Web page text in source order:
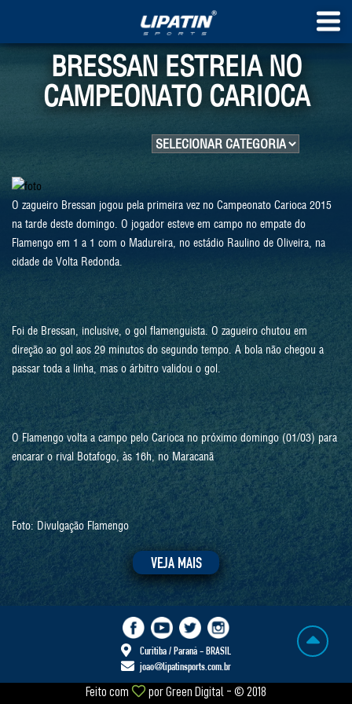
BRESSAN ESTREIA NO
CAMPEONATO CARIOCA
O zagueiro Bressan jogou pela primeira vez no Campeonato Carioca 2015
na tarde deste domingo. O jogador esteve em campo no empate do
Flamengo em 1 a 1 com o Madureira, no estádio Raulino de Oliveira, na
cidade de Volta Redonda.
Foi de Bressan, inclusive, o gol flamenguista. O zagueiro chutou em
direção ao gol aos 29 minutos do segundo tempo. A bola não chegou a
passar toda a linha, mas o árbitro validou o gol.
O Flamengo volta a campo pelo Carioca no próximo domingo (01/03) para
encarar o rival Botafogo, às 16h, no Maracanã
Foto: Divulgação Flamengo
VEJA MAIS
Curitiba / Paraná - BRASIL
joao@lipatinsports.com.br
Feito com porGreen Digital - © 2018